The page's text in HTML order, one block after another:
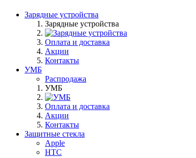
Зарядные устройства
Зарядные устройства
Оплата и доставка
Акции
Контакты
УМБ
Распродажа
УМБ
Оплата и доставка
Акции
Контакты
Защитные стекла
Apple
HTC